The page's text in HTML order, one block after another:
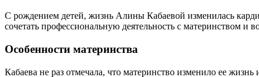
С рождением детей, жизнь Алины Кабаевой изменилась
сочетать профессиональную деятельность с материнством и
Особенности материнства
Кабаева не раз отмечала, что материнство изменило ее